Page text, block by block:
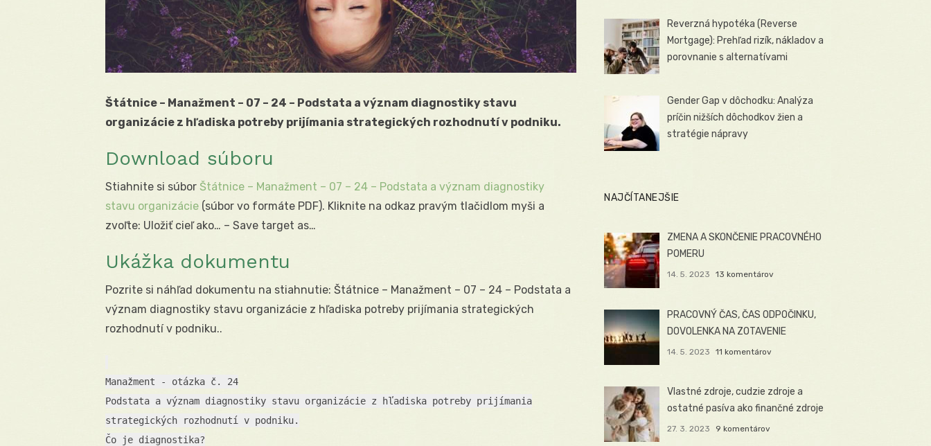
Štátnice – Manažment – 07 – 24 – Podstata a význam diagnostiky stavu
organizácie z hľadiska potreby prijímania strategických rozhodnutí v podniku.
Download súboru
Stiahnite si súbor Štátnice – Manažment – 07 – 24 – Podstata a význam diagnostiky
stavu organizácie (súbor vo formáte PDF). Kliknite na odkaz pravým tlačidlom myši a
zvoľte: Uložiť cieľ ako… – Save target as…
Ukážka dokumentu
Pozrite si náhľad dokumentu na stiahnutie: Štátnice – Manažment – 07 – 24 – Podstata a
význam diagnostiky stavu organizácie z hľadiska potreby prijímania strategických
rozhodnutí v podniku..
Manažment - otázka č. 24
Podstata a význam diagnostiky stavu organizácie z hľadiska potreby prijímania
strategických rozhodnutí v podniku.
Čo je diagnostika?
Reverzná hypotéka (Reverse
Mortgage): Prehľad rizík, nákladov a
porovnanie s alternatívami
Gender Gap v dôchodku: Analýza
príčin nižších dôchodkov žien a
stratégie nápravy
NAJČÍTANEJŠIE
ZMENA A SKONČENIE PRACOVNÉHO
POMERU
14. 5. 2023 13 komentárov
PRACOVNÝ ČAS, ČAS ODPOČINKU,
DOVOLENKA NA ZOTAVENIE
14. 5. 2023 11 komentárov
Vlastné zdroje, cudzie zdroje a
ostatné pasíva ako finančné zdroje
27. 3. 2023 9 komentárov